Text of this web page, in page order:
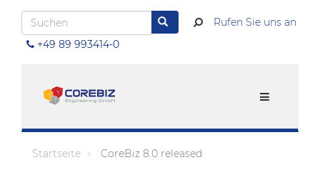
Direkt
Inhalt
Suchen Suchen
Rufen Sie uns an
+49 89 993414-0
Menu
Startseite CoreBiz 8.0 released